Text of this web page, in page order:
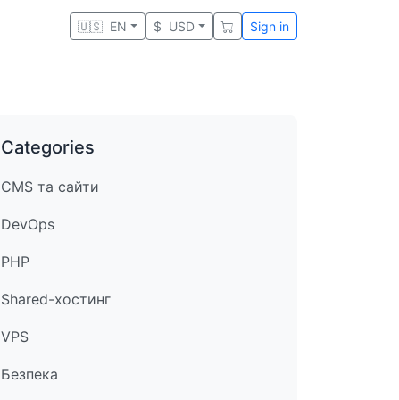
🇺🇸 EN $ USD Sign in
Categories
CMS та сайти
DevOps
PHP
Shared-хостинг
VPS
Безпека